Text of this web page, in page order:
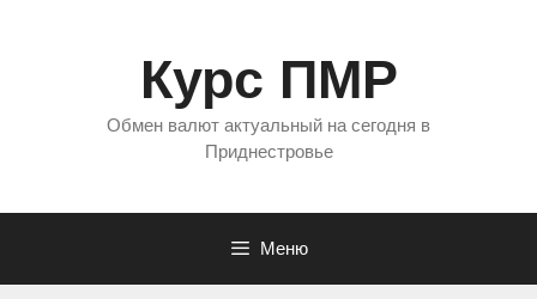
Курс ПМР
Обмен валют актуальный на сегодня в
Приднестровье
Меню